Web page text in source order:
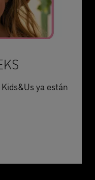
ya están